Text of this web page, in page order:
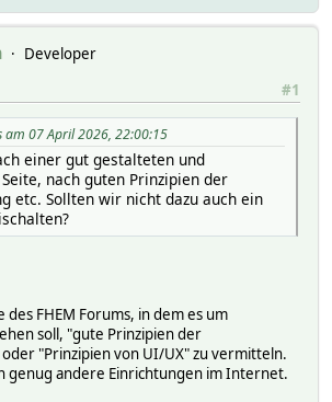
Developer
#1
am 07 April 2026, 22:00:15
einer gut gestalteten und
nach guten Prinzipien der
etc. Sollten wir nicht dazu auch ein
des FHEM Forums, in dem es um
soll, "gute Prinzipien der
"Prinzipien von UI/UX" zu vermitteln.
genug andere Einrichtungen im Internet.